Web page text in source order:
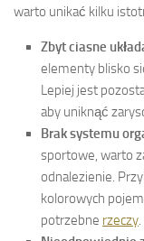
warto unikać kilku
Zbyt ciasne
elementy blisko
Lepiej jest
aby uniknąć
Brak systemu
sportowe, warto
odnalezienie.
kolorowych
potrzebne rzeczy.